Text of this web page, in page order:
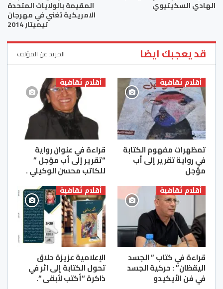
الهادي السكيتيوي المقيمة بالولايات المتحدة
الامريكية تغني في مهرجان
تيميتار 2014
قد يعجبك ايضا المزيد عن المؤلف
أقلام ثقافية
تمظهرات مفهوم الكتابة
في رواية تقرير إلى أب
مؤجل
أقلام ثقافية
قراءة في عنوان رواية
“تقرير إلى أب مؤجل ”
للكاتب محسن الوكيلي .
أقلام ثقافية
قراءة في كتاب ” الجسد
اليقظان” : حركية الجسد
في فن الأيكيدو
أقلام ثقافية
الإعلامية عزيزة حلاق
تحول الكتابة إلى اثر في
ذاكرة “أكتب لأبقى “.